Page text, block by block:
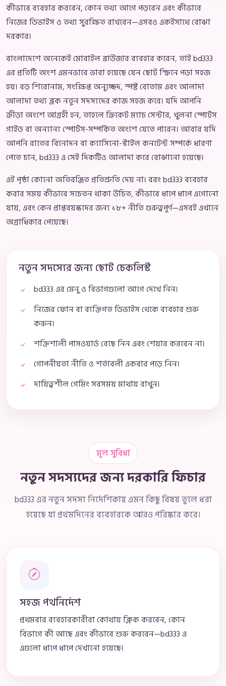
কীভাবে ব্যবহার করবেন, কোন তথ্য আগে পড়বেন এবং কীভাবে
নিজের ডিভাইস ও তথ্য সুরক্ষিত রাখবেন—এসবও একইসাথে বোঝা
দরকার।
বাংলাদেশে অনেকেই মোবাইল ব্রাউজার ব্যবহার করেন, তাই bd333
এর প্রতিটি অংশ এমনভাবে ভাবা হয়েছে যেন ছোট স্ক্রিনে পড়া সহজ
হয়। বড় শিরোনাম, সংক্ষিপ্ত অনুচ্ছেদ, স্পষ্ট বোতাম এবং আলাদা
আলাদা তথ্য ব্লক নতুন সদস্যদের কাজ সহজ করে। যদি আপনি
ক্রীড়া অংশে আগ্রহী হন, তাহলে ক্রিকেট ম্যাচ সেন্টার, খুলনা স্পোর্টস
গাইড বা অন্যান্য স্পোর্টস-সম্পর্কিত অংশে যেতে পারেন। আবার যদি
আপনি রাতের বিনোদন বা ক্যাসিনো-স্টাইল কনটেন্ট সম্পর্কে ধারণা
পেতে চান, bd333 এ সেই দিকটিও আলাদা করে বোঝানো হয়েছে।
এই পৃষ্ঠা কোনো অতিরঞ্জিত প্রতিশ্রুতি দেয় না। বরং bd333 ব্যবহার
করার সময় কীভাবে সচেতন থাকা উচিত, কীভাবে ধাপে ধাপে এগোনো
যায়, এবং কেন প্রাপ্তবয়স্কদের জন্য ১৮+ নীতি গুরুত্বপূর্ণ—এসবই এখানে
অগ্রাধিকার পেয়েছে।
নতুন সদস্যের জন্য ছোট চেকলিস্ট
bd333 এর মেনু ও বিভাগগুলো আগে দেখে নিন।
নিজের ফোন বা ব্যক্তিগত ডিভাইস থেকে ব্যবহার শুরু
করুন।
শক্তিশালী পাসওয়ার্ড বেছে নিন এবং শেয়ার করবেন না।
গোপনীয়তা নীতি ও শর্তাবলী একবার পড়ে নিন।
দায়িত্বশীল গেমিং সবসময় মাথায় রাখুন।
মূল সুবিধা
নতুন সদস্যদের জন্য দরকারি ফিচার
bd333 এর নতুন সদস্য নির্দেশিকায় এমন কিছু বিষয় তুলে ধরা
হয়েছে যা প্রথমদিনের ব্যবহারকে আরও পরিষ্কার করে।
সহজ পথনির্দেশ
প্রথমবার ব্যবহারকারীরা কোথায় ক্লিক করবেন, কোন
বিভাগে কী আছে এবং কীভাবে শুরু করবেন—bd333 এ
এগুলো ধাপে ধাপে দেখানো হয়েছে।